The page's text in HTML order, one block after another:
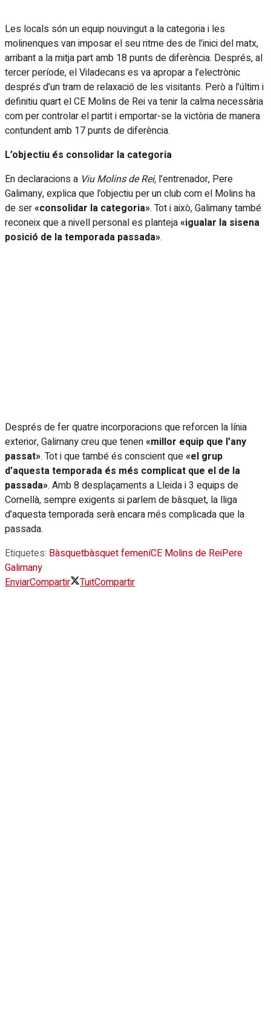
Les locals són un equip nouvingut a la categoria i les
molinenques van imposar el seu ritme des de l’inici del matx,
arribant a la mitja part amb 18 punts de diferència. Després, al
tercer període, el Viladecans es va apropar a l’electrònic
després d’un tram de relaxació de les visitants. Però a l’últim i
definitiu quart el CE Molins de Rei va tenir la calma necessària
com per controlar el partit i emportar-se la victòria de manera
contundent amb 17 punts de diferència.
L’objectiu és consolidar la categoria
En declaracions a Viu Molins de Rei, l’entrenador, Pere
Galimany, explica que l’objectiu per un club com el Molins ha
de ser«consolidar la categoria». Tot i això, Galimany també
reconeix que a nivell personal es planteja«igualar la sisena
posició de la temporada passada».
Després de fer quatre incorporacions que reforcen la línia
exterior, Galimany creu que tenen«millor equip que l’any
passat». Tot i que també és conscient que«el grup
d’aquesta temporada és més complicat que el de la
passada». Amb 8 desplaçaments a Lleida i 3 equips de
Cornellà, sempre exigents si parlem de bàsquet, la lliga
d’aquesta temporada serà encara més complicada que la
passada.
Etiquetes: Bàsquetbàsquet femeníCE Molins de ReiPere
Galimany
EnviarCompartir TuitCompartir